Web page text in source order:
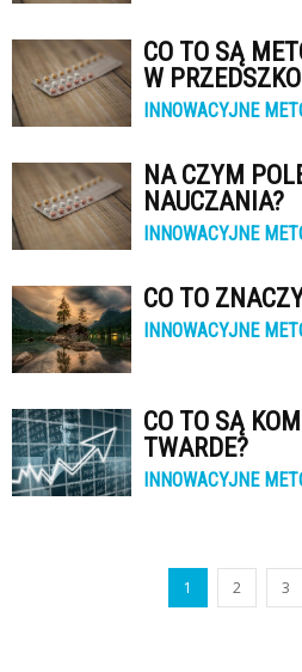
CO TO SĄ
W
INNOWACYJNE
NA CZYM
NAUCZANIA?
INNOWACYJNE
CO TO
INNOWACYJNE
CO TO SĄ
TWARDE?
INNOWACYJNE
1 2 3